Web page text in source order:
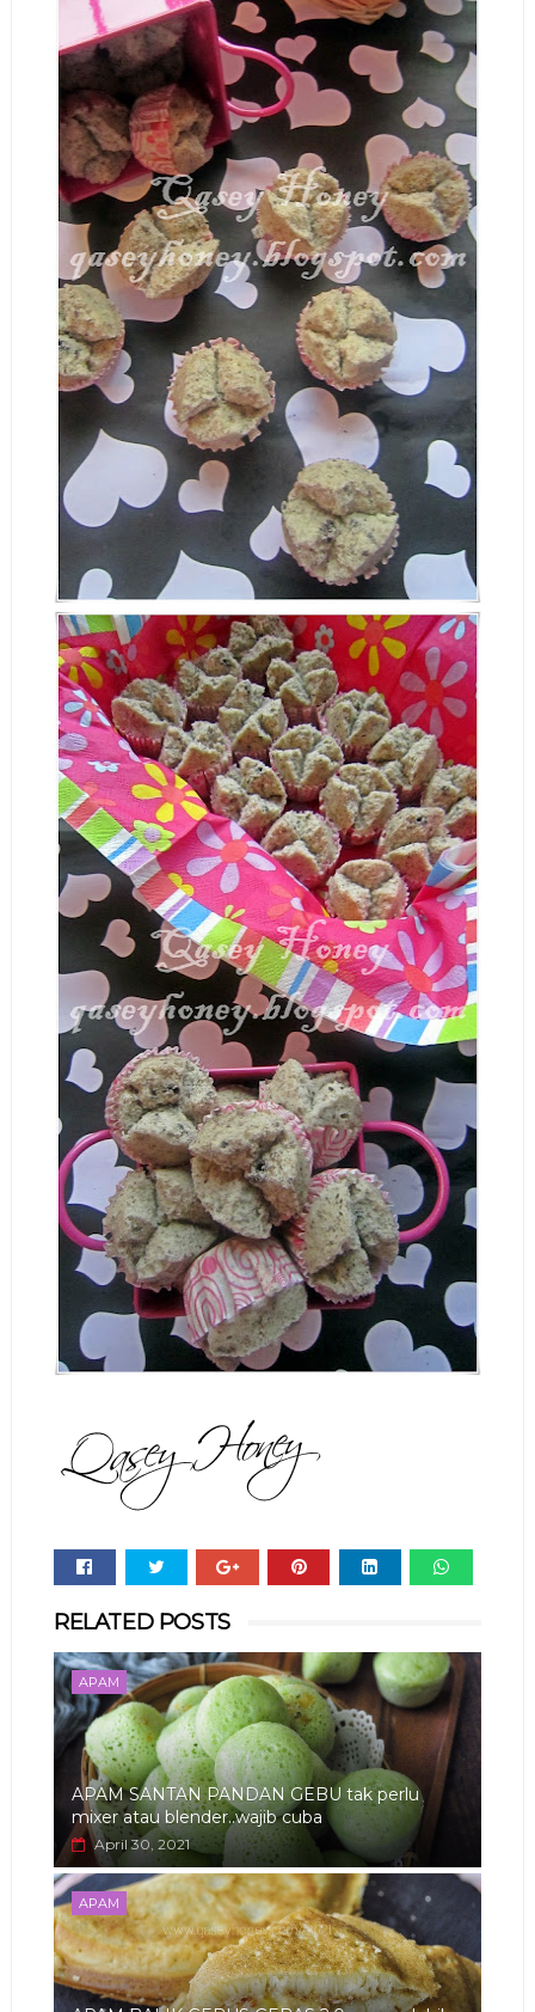
RELATED POSTS
APAM
APAM SANTAN PANDAN GEBU tak perlu
mixer atau blender..wajib cuba
April 30, 2021
APAM